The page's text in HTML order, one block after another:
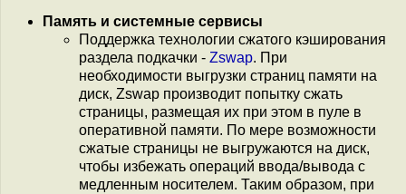
Память и системные сервисы
Поддержка технологии сжатого кэширования
раздела подкачки - Zswap. При
необходимости выгрузки страниц памяти на
диск, Zswap производит попытку сжать
страницы, размещая их при этом в пуле в
оперативной памяти. По мере возможности
сжатые страницы не выгружаются на диск,
чтобы избежать операций ввода/вывода с
медленным носителем. Таким образом, при